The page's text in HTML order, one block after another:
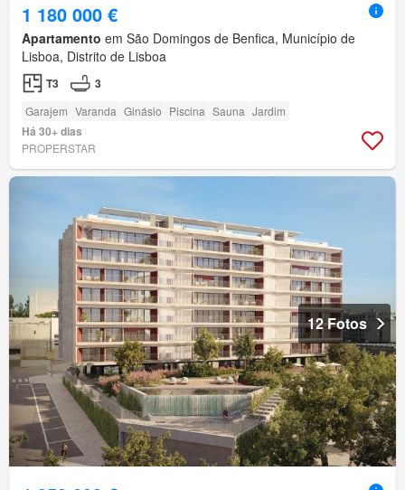
1 180 000 €
Apartamento em São Domingos de Benfica, Município de
Lisboa, Distrito de Lisboa
T3 3
Garajem Varanda Ginásio Piscina Sauna Jardim
Há 30+ dias
PROPERSTAR
12 Fotos